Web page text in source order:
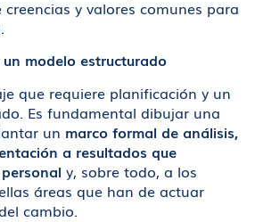
y valores comunes para
modelo estructurado
que requiere planificación y un
Es fundamental dibujar una
un marco formal de análisis,
a resultados que
y, sobre todo, a los
áreas que han de actuar
cambio.